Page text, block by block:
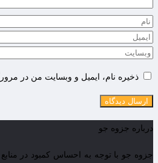
ذخیره نام، ایمیل و وبسایت من در
درباره جزوه جو
جزوه جو با توجه به احساس کمبود در